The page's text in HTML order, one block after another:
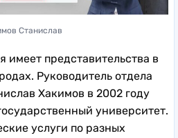
Станислав
имеет представительства в
Руководитель отдела
Хакимов в 2002 году
университет.
услуги по разных